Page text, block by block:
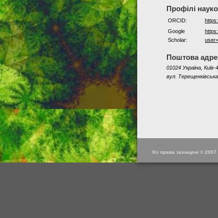
Профілі
ORCID:
Google
Scholar:
Поштова
01024 Україна, Київ-
вул.
Усі права захищені © 2007